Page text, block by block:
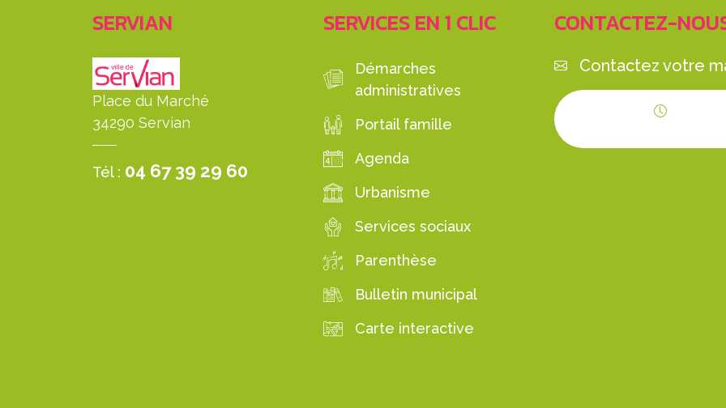
SERVIAN
Place du Marché
34290 Servian
Tél : 04 67 39 29 60
SERVICES EN 1 CLIC
Démarches
administratives
Portail famille
Agenda
Urbanisme
Services sociaux
Parenthèse
Bulletin municipal
Carte interactive
CONTACTEZ-
Contactez votre